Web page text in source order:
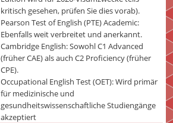
kritisch gesehen, prüfen Sie dies vorab).
Pearson Test of English (PTE) Academic:
Ebenfalls weit verbreitet und anerkannt.
Cambridge English: Sowohl C1 Advanced
(früher CAE) als auch C2 Proficiency (früher
CPE).
Occupational English Test (OET): Wird primär
für medizinische und
gesundheitswissenschaftliche Studiengänge
akzeptiert